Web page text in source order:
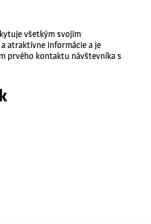
všetkým svojim
atraktívne informácie a je
prvého kontaktu návštevníka s